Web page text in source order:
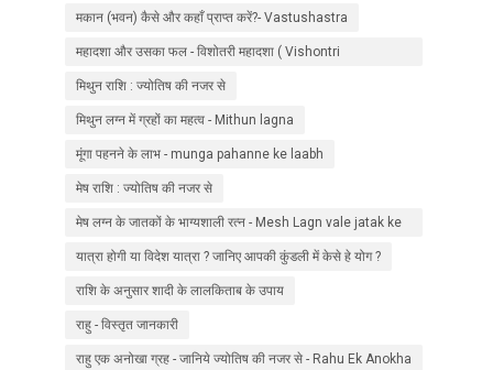
मकान (भवन) कैसे और कहाँ प्राप्त करें?- Vastushastra
महादशा और उसका फल - विशोतरी महादशा ( Vishontri
Mahadasha ) - 1
मिथुन राशि : ज्योतिष की नजर से
मिथुन लग्न में ग्रहों का महत्व - Mithun lagna
मूंगा पहनने के लाभ - munga pahanne ke laabh
मेष राशि : ज्योतिष की नजर से
मेष लग्न के जातकों के भाग्यशाली रत्न - Mesh Lagn vale jatak ke
liye ratna
यात्रा होगी या विदेश यात्रा ? जानिए आपकी कुंडली में केसे हे योग ?
राशि के अनुसार शादी के लालकिताब के उपाय
राहु - विस्तृत जानकारी
राहु एक अनोखा ग्रह - जानिये ज्योतिष की नजर से - Rahu Ek Anokha